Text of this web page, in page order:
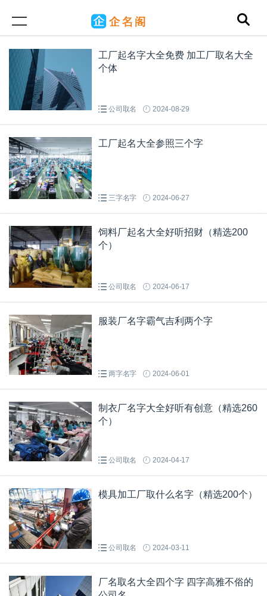
工厂起名字大全免费 加工厂取名大全
个体
公司取名 2024-08-29
工厂起名大全参照三个字
三字名字 2024-06-27
饲料厂起名大全好听招财（精选200
个）
公司取名 2024-06-17
服装厂名字霸气吉利两个字
两字名字 2024-06-01
制衣厂名字大全好听有创意（精选260
个）
公司取名 2024-04-17
模具加工厂取什么名字（精选200个）
公司取名 2024-03-11
厂名取名大全四个字 四字高雅不俗的